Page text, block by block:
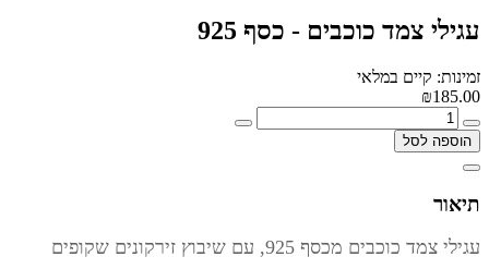
עגילי צמד כוכבים - כסף 925
זמינות: קיים במלאי
₪185.00
הוספה לסל
תיאור
עגילי צמד כוכבים מכסף 925, עם שיבוץ זירקונים שקופים